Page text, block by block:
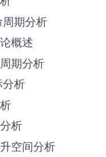
期分析
概述
期分析
分析
析
空间分析